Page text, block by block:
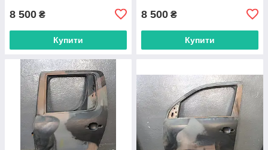
8 500 ₴
Купити
8 500 ₴
Купити